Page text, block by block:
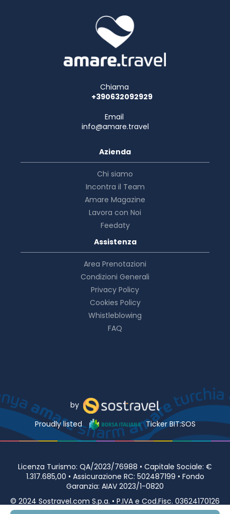
Chiama
+390632092929
Email
info@amare.travel
Azienda
Chi siamo
Incontra il Team
Amare Magazine
Lavora con Noi
Feedaty
Assistenza
Area Prenotazioni
Condizioni Generali
Privacy Policy
Cookies Policy
Whistleblowing
FAQ
by
Proudly listed
Ticker BIT:SOS
Licenza Turismo: QA/2023/76988 • Capitale Sociale: €
1.317.685,00 • Assicurazione RC: 502487199 • Fondo
Garanzia: AIAV 2023/1-0820
© 2024 Sostravel.com S.p.a. • P.IVA e Cod.Fisc. 03624170126
• Viale Europa 98 00144 ROMA